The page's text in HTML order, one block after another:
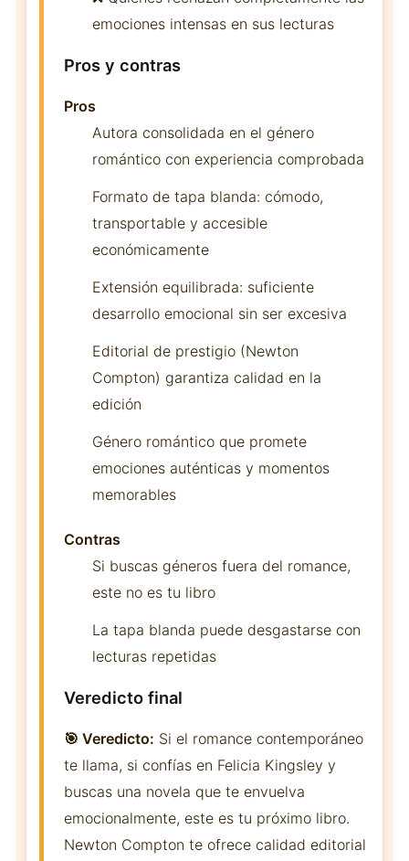
emociones intensas en sus lecturas
Pros y contras
Pros
Autora consolidada en el género
romántico con experiencia comprobada
Formato de tapa blanda: cómodo,
transportable y accesible
económicamente
Extensión equilibrada: suficiente
desarrollo emocional sin ser excesiva
Editorial de prestigio (Newton
Compton) garantiza calidad en la
edición
Género romántico que promete
emociones auténticas y momentos
memorables
Contras
Si buscas géneros fuera del romance,
este no es tu libro
La tapa blanda puede desgastarse con
lecturas repetidas
Veredicto final
🎯 Veredicto: Si el romance contemporáneo
te llama, si confías en Felicia Kingsley y
buscas una novela que te envuelva
emocionalmente, este es tu próximo libro.
Newton Compton te ofrece calidad editorial